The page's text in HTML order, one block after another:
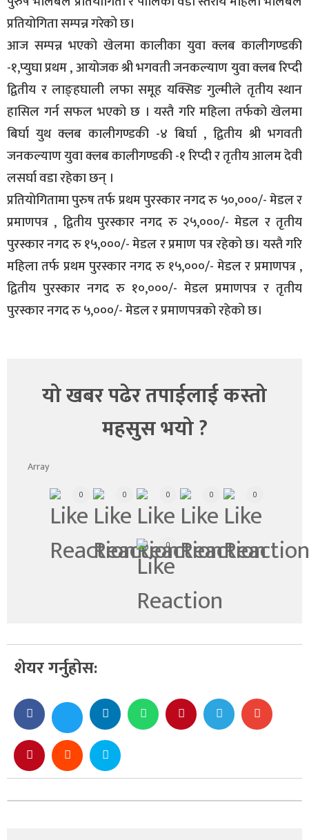
प्रतियोगिता सम्पन्न गरेको छ।
आज सम्पन्न भएको खेलमा कालीका युवा क्लब कालीगण्डकी
-१,प्युघा प्रथम , आयोजक श्री भगवती जनकल्याण युवा क्लब रिप्दी
द्वितीय र लाङ्हघाली लफा समूह यक्सिङ गुल्मीले तृतीय स्थान
हासिल गर्न सफल भएको छ । यस्तै गरि महिला तर्फको खेलमा
बिर्घा युथ क्लब कालीगण्डकी -४ बिर्घा , द्वितीय श्री भगवती
जनकल्याण युवा क्लब कालीगण्डकी -१ रिप्दी र तृतीय आलम देवी
लसर्घा वडा रहेका छन् ।
प्रतियोगितामा पुरुष तर्फ प्रथम पुरस्कार नगद रु ५०,०००/- मेडल र
प्रमाणपत्र , द्वितीय पुरस्कार नगद रु २५,०००/- मेडल र तृतीय
पुरस्कार नगद रु १५,०००/- मेडल र प्रमाण पत्र रहेको छ। यस्तै गरि
महिला तर्फ प्रथम पुरस्कार नगद रु १५,०००/- मेडल र प्रमाणपत्र ,
द्वितीय पुरस्कार नगद रु १०,०००/- मेडल प्रमाणपत्र र तृतीय
पुरस्कार नगद रु ५,०००/- मेडल र प्रमाणपत्रको रहेको छ।
यो खबर पढेर तपाईलाई कस्तो
महसुस भयो ?
Array
0 0 0 0 0
0
शेयर गर्नुहोस: